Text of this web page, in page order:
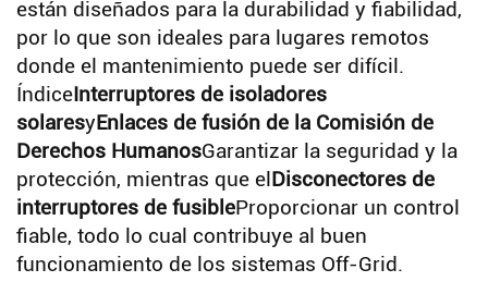
están diseñados para la durabilidad y fiabilidad,
por lo que son ideales para lugares remotos
donde el mantenimiento puede ser difícil.
ÍndiceInterruptores de isoladores
solaresyEnlaces de fusión de la Comisión de
Derechos HumanosGarantizar la seguridad y la
protección, mientras que el Disconectores de
interruptores de fusibleProporcionar un control
fiable, todo lo cual contribuye al buen
funcionamiento de los sistemas Off-Grid.